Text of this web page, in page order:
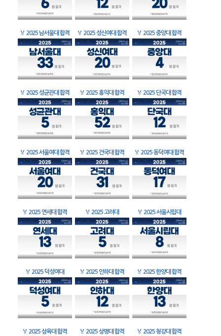
🏅 2025 남서울대 합격 🏅 2025 성신여대 합격 🏅 2025 중앙대 합격
🏅 2025 성균관대 합격 🏅 2025 홍익대 합격 🏅 2025 단국대 합격
🏅 2025 서울여대 합격 🏅 2025 건국대 합격 🏅 2025 동덕여대 합격
🏅 2025 연세대 합격 🏅 2025 고려대 🏅 2025 서울시립대
🏅 2025 덕성여대 🏅 2025 인하대 합격 🏅 2025 한양대 합격
🏅 2025 삼육대 합격 🏅 2025 상명대 합격 🏅 2025 청강대 합격